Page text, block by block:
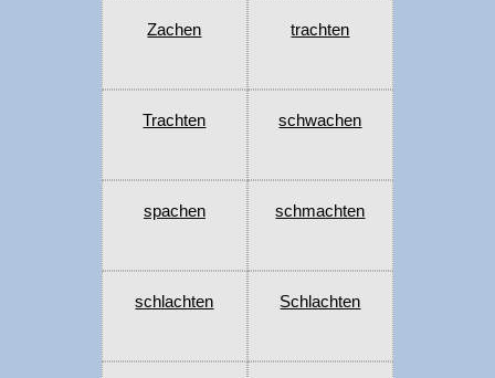
Zachen trachten
Trachten schwachen
spachen schmachten
schlachten Schlachten